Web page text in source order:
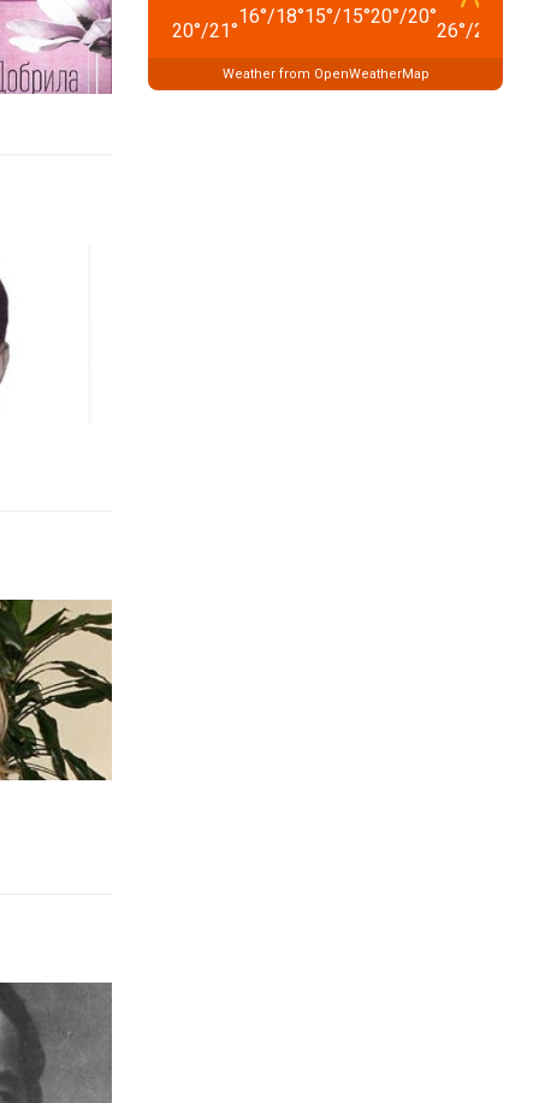
20°/21°
16°/18°15°/15°20°/20°
26°/26
Weather from OpenWeatherMap